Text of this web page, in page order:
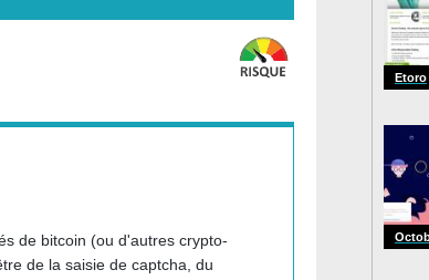
de bitcoin (ou d'autres crypto-
de la saisie de captcha, du
Etoro